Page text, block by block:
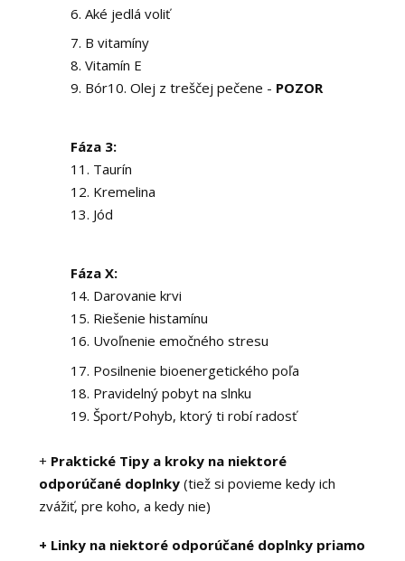
6. Aké jedlá voliť
7. B vitamíny
8. Vitamín E
9. Bór10. Olej z treščej pečene - POZOR
Fáza 3:
11. Taurín
12. Kremelina
13. Jód
Fáza X:
14. Darovanie krvi
15. Riešenie histamínu
16. Uvoľnenie emočného stresu
17. Posilnenie bioenergetického poľa
18. Pravidelný pobyt na slnku
19. Šport/Pohyb, ktorý ti robí radosť
+ Praktické Tipy a kroky na niektoré
odporúčané doplnky(tiež si povieme kedy ich
zvážiť, pre koho, a kedy nie)
+ Linky na niektoré odporúčané doplnky priamo